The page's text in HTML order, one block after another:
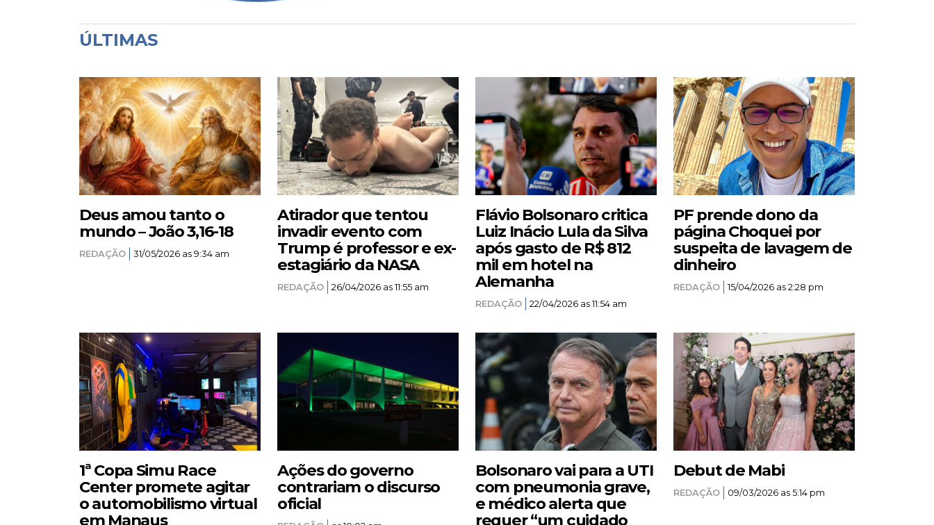
ÚLTIMAS
Deus amou tanto o
mundo – João 3,16-18
REDAÇÃO 31/05/2026 as 9:34 am
Atirador que tentou
invadir evento com
Trump é professor e ex-
estagiário da NASA
REDAÇÃO 26/04/2026 as 11:55 am
Flávio Bolsonaro critica
Luiz Inácio Lula da Silva
após gasto de R$ 812
mil em hotel na
Alemanha
REDAÇÃO 22/04/2026 as 11:54 am
PF prende dono da
página Choquei por
suspeita de lavagem de
dinheiro
REDAÇÃO 15/04/2026 as 2:28 pm
1ª Copa Simu Race
Center promete agitar
o automobilismo virtual
em Manaus
Ações do governo
contrariam o discurso
oficial
Bolsonaro vai para a UTI
com pneumonia grave,
e médico alerta que
requer “um cuidado
Debut de Mabi
REDAÇÃO 09/03/2026 as 5:14 pm